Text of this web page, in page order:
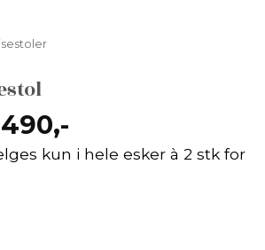
490,-Nåværende
pris
kun i hele esker à 2 stk for